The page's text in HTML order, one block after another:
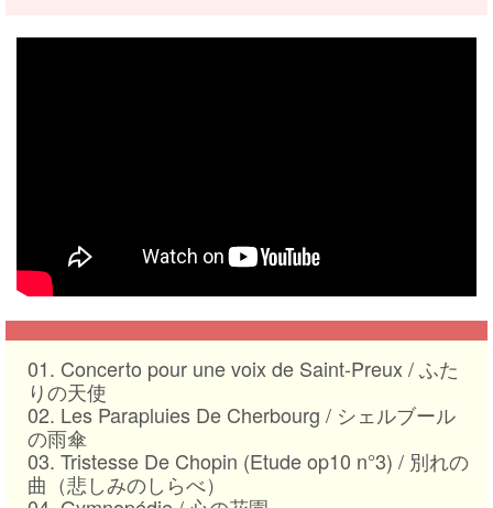
01. Concerto pour une voix de Saint-Preux /ふた
りの天使
02. Les Parapluies De Cherbourg / シェルブール
の雨傘
03. Tristesse De Chopin (Etude op10 n°3) / 別れの
曲（悲しみのしらべ）